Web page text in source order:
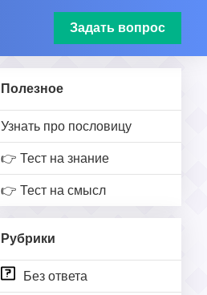
Задать вопрос
Полезное
Узнать про пословицу
👉 Тест на знание
👉 Тест на смысл
Рубрики
Без ответа